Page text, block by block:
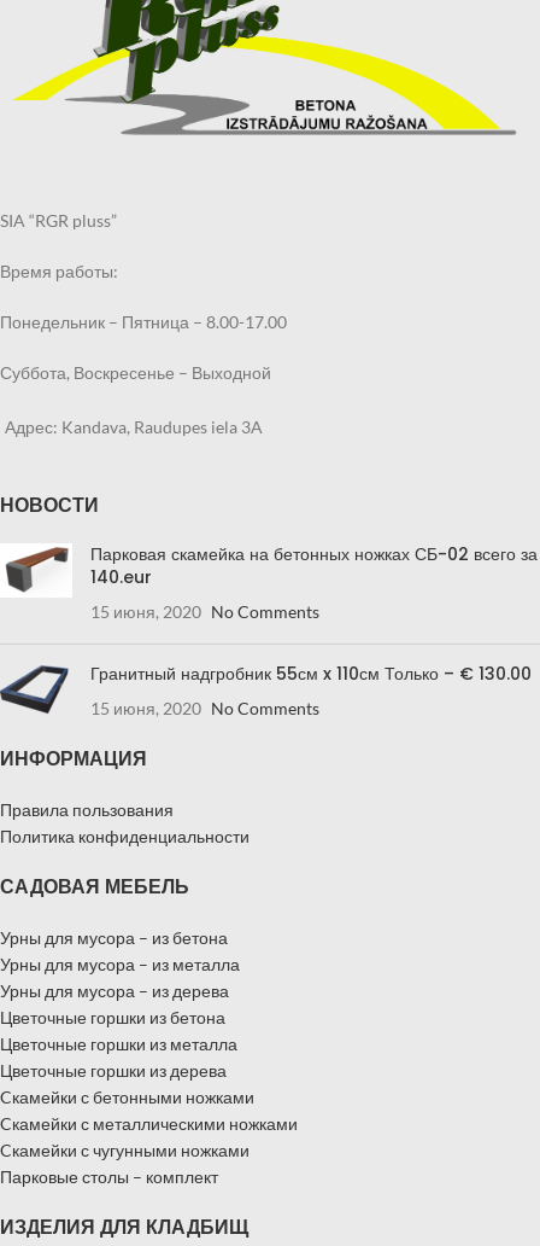
SIA “RGR pluss”
Время работы:
Понедельник – Пятница – 8.00-17.00
Суббота, Воскресенье – Выходной
Адрес: Kandava, Raudupes iela 3A
НОВОСТИ
Парковая скамейка на бетонных ножках СБ-02 всего за
140.eur
15 июня, 2020 No Comments
Гранитный надгробник 55см x 110см Только – € 130.00
15 июня, 2020 No Comments
ИНФОРМАЦИЯ
Правила пользования
Политика конфиденциальности
САДОВАЯ МЕБЕЛЬ
Урны для мусора – из бетона
Урны для мусора – из металла
Урны для мусора – из дерева
Цветочные горшки из бетона
Цветочные горшки из металла
Цветочные горшки из дерева
Cкамейки с бетонными ножками
Cкамейки с металлическими ножками
Cкамейки с чугунными ножками
Парковые столы – комплект
ИЗДЕЛИЯ ДЛЯ КЛАДБИЩ